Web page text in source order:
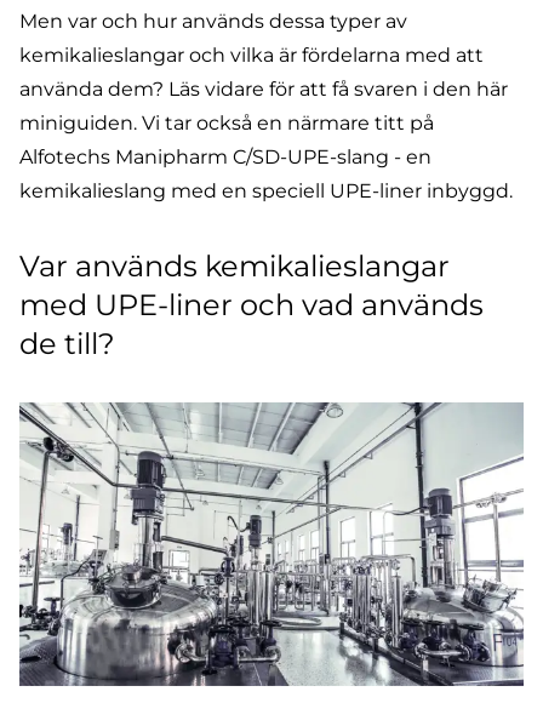
Men var och hur används dessa typer av
kemikalieslangar och vilka är fördelarna med att
använda dem? Läs vidare för att få svaren i den här
miniguiden. Vi tar också en närmare titt på
Alfotechs Manipharm C/SD-UPE-slang - en
kemikalieslang med en speciell UPE-liner inbyggd.
Var används kemikalieslangar
med UPE-liner och vad används
de till?